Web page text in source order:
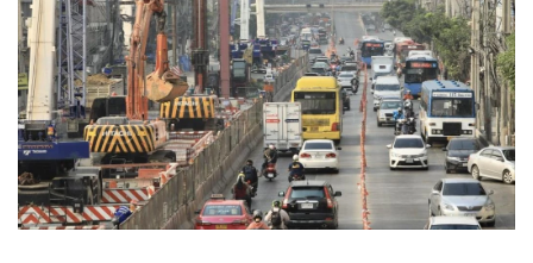
• Infographic
• การเมือง
• ท่องเที่ยว
• กีฬา
• ต่างประเทศ
• Special Scoop
• เศรษฐกิจ-ธุรกิจ